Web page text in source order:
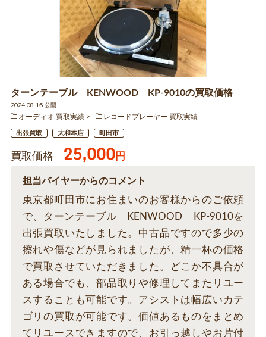
ターンテーブル KENWOOD KP-9010の買取価格
2024.08.16 公開
オーディオ 買取実績
レコードプレーヤー 買取実績
出張買取 大和本店 町田市
買取価格 25,000円
担当バイヤーからのコメント
東京都町田市にお住まいのお客様からのご依頼
で、ターンテーブル KENWOOD KP-9010を
出張買取いたしました。中古品ですので多少の
擦れや傷などが見られましたが、精一杯の価格
で買取させていただきました。どこか不具合が
ある場合でも、部品取りや修理してまたリユー
スすることも可能です。アシストは幅広いカテ
ゴリの買取が可能です。価値あるものをまとめ
てリユースできますので、お引っ越しやお片付